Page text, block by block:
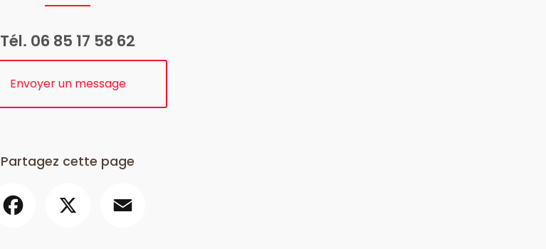
Tél. 06 85 17 58 62
Envoyer un message
Partagez cette page